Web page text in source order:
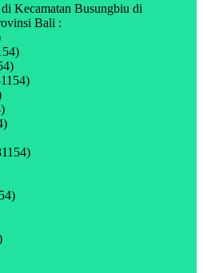
Kecamatan Busungbiu di
Bali :